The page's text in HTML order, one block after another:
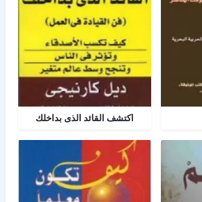
اكتشف القائد الذى بداخلك